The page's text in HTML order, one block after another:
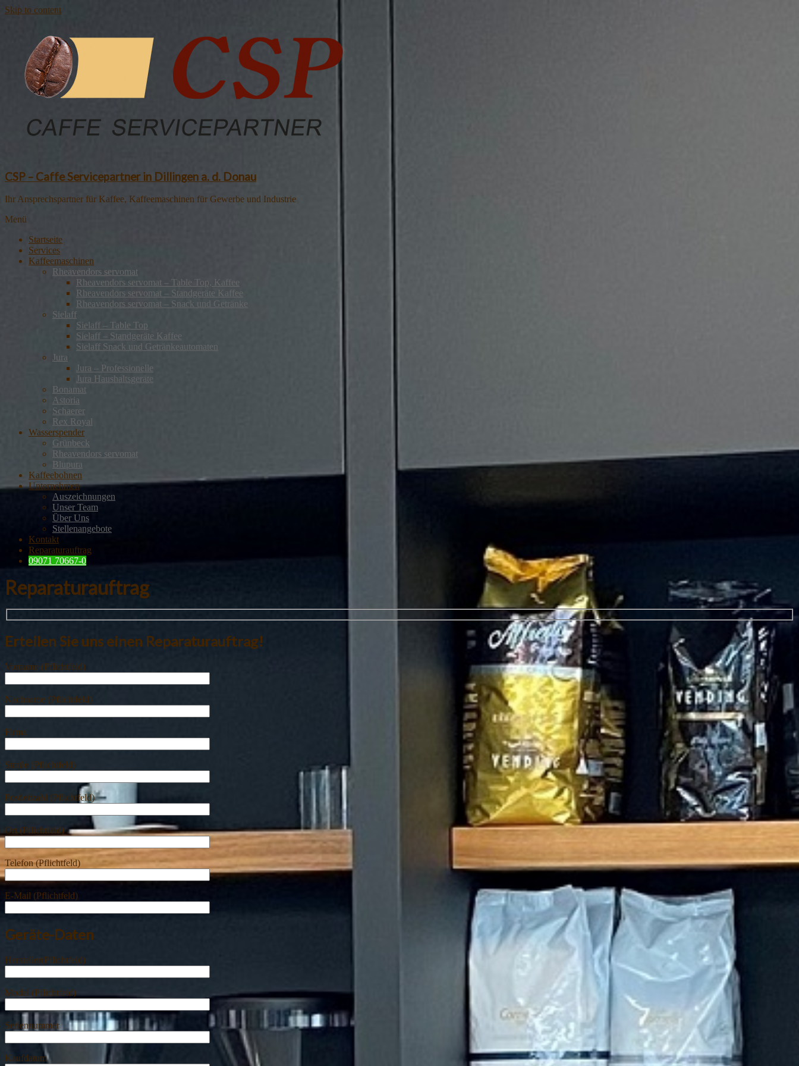
Skip to content
CSP – Caffe Servicepartner in Dillingen a. d. Donau
Ihr Ansprechspartner für Kaffee, Kaffeemaschinen für Gewerbe und Industrie
Menü
Startseite
Services
Kaffeemaschinen
Rheavendors servomat
Rheavendors servomat – Table Top, Kaffee
Rheavendors servomat – Standgeräte Kaffee
Rheavendors servomat – Snack und Getränke
Sielaff
Sielaff – Table Top
Sielaff – Standgeräte Kaffee
Sielaff Snack und Getränkeautomaten
Jura
Jura – Professionelle
Jura Haushaltsgeräte
Bonamat
Astoria
Schaerer
Rex Royal
Wasserspender
Grünbeck
Rheavendors servomat
Blupura
Kaffeebohnen
Unternehmen
Auszeichnungen
Unser Team
Über Uns
Stellenangebote
Kontakt
Reparaturauftrag
09071 70667-0
Reparaturauftrag
Erteilen Sie uns einen Reparaturauftrag!
Vorname (Pflichtfeld)
Nachname (Pflichtfeld)
Firma
Straße (Pflichtfeld)
Postleitzahl (Pflichtfeld)
Ort (Pflichtfeld)
Telefon (Pflichtfeld)
E-Mail (Pflichtfeld)
Geräte-Daten
Hersteller(Pflichtfeld)
Model (Pflichtfeld)
Seriennummer
Kaufdatum